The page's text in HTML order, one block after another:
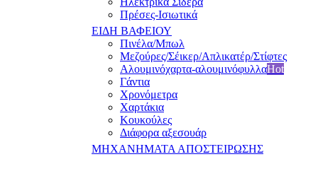
Πρέσες-Ισιωτικά
ΕΙΔΗ ΒΑΦΕΙΟΥ
Πινέλα/Μπωλ
Μεζούρες/Σέικερ/Απλικατέρ/Στίφτες
Αλουμινόχαρτα-αλουμινόφυλλαHot
Γάντια
Χρονόμετρα
Χαρτάκια
Κουκούλες
Διάφορα αξεσουάρ
ΜΗΧΑΝΗΜΑΤΑ ΑΠΟΣΤΕΙΡΩΣΗΣ